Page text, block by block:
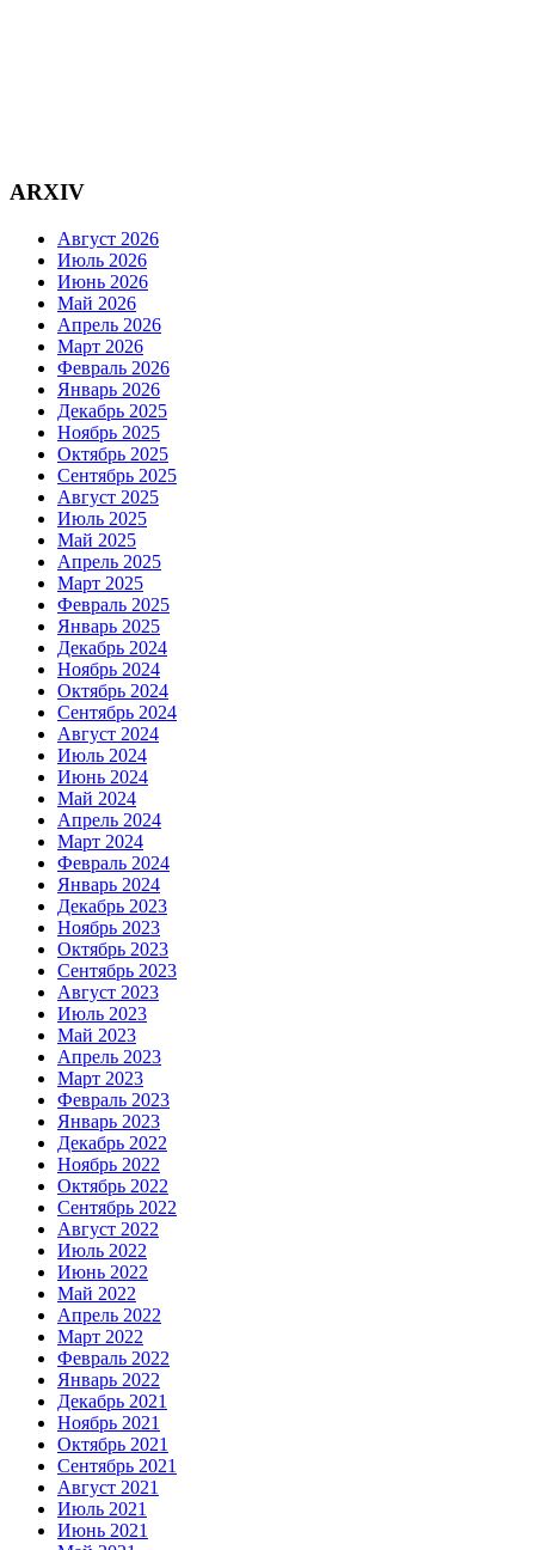
ARXIV
Август 2026
Июль 2026
Июнь 2026
Май 2026
Апрель 2026
Март 2026
Февраль 2026
Январь 2026
Декабрь 2025
Ноябрь 2025
Октябрь 2025
Сентябрь 2025
Август 2025
Июль 2025
Май 2025
Апрель 2025
Март 2025
Февраль 2025
Январь 2025
Декабрь 2024
Ноябрь 2024
Октябрь 2024
Сентябрь 2024
Август 2024
Июль 2024
Июнь 2024
Май 2024
Апрель 2024
Март 2024
Февраль 2024
Январь 2024
Декабрь 2023
Ноябрь 2023
Октябрь 2023
Сентябрь 2023
Август 2023
Июль 2023
Май 2023
Апрель 2023
Март 2023
Февраль 2023
Январь 2023
Декабрь 2022
Ноябрь 2022
Октябрь 2022
Сентябрь 2022
Август 2022
Июль 2022
Июнь 2022
Май 2022
Апрель 2022
Март 2022
Февраль 2022
Январь 2022
Декабрь 2021
Ноябрь 2021
Октябрь 2021
Сентябрь 2021
Август 2021
Июль 2021
Июнь 2021